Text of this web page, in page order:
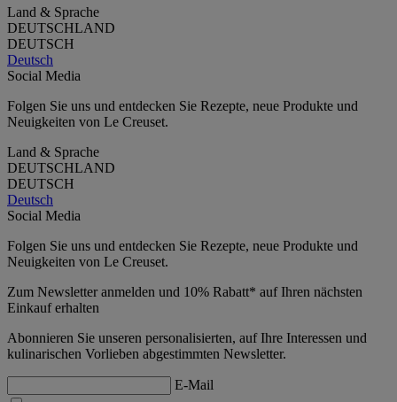
Land & Sprache
DEUTSCHLAND
DEUTSCH
Deutsch
Social Media
Folgen Sie uns und entdecken Sie Rezepte, neue Produkte und
Neuigkeiten von Le Creuset.
Land & Sprache
DEUTSCHLAND
DEUTSCH
Deutsch
Social Media
Folgen Sie uns und entdecken Sie Rezepte, neue Produkte und
Neuigkeiten von Le Creuset.
Zum Newsletter anmelden und 10% Rabatt* auf Ihren nächsten
Einkauf erhalten
Abonnieren Sie unseren personalisierten, auf Ihre Interessen und
kulinarischen Vorlieben abgestimmten Newsletter.
E-Mail